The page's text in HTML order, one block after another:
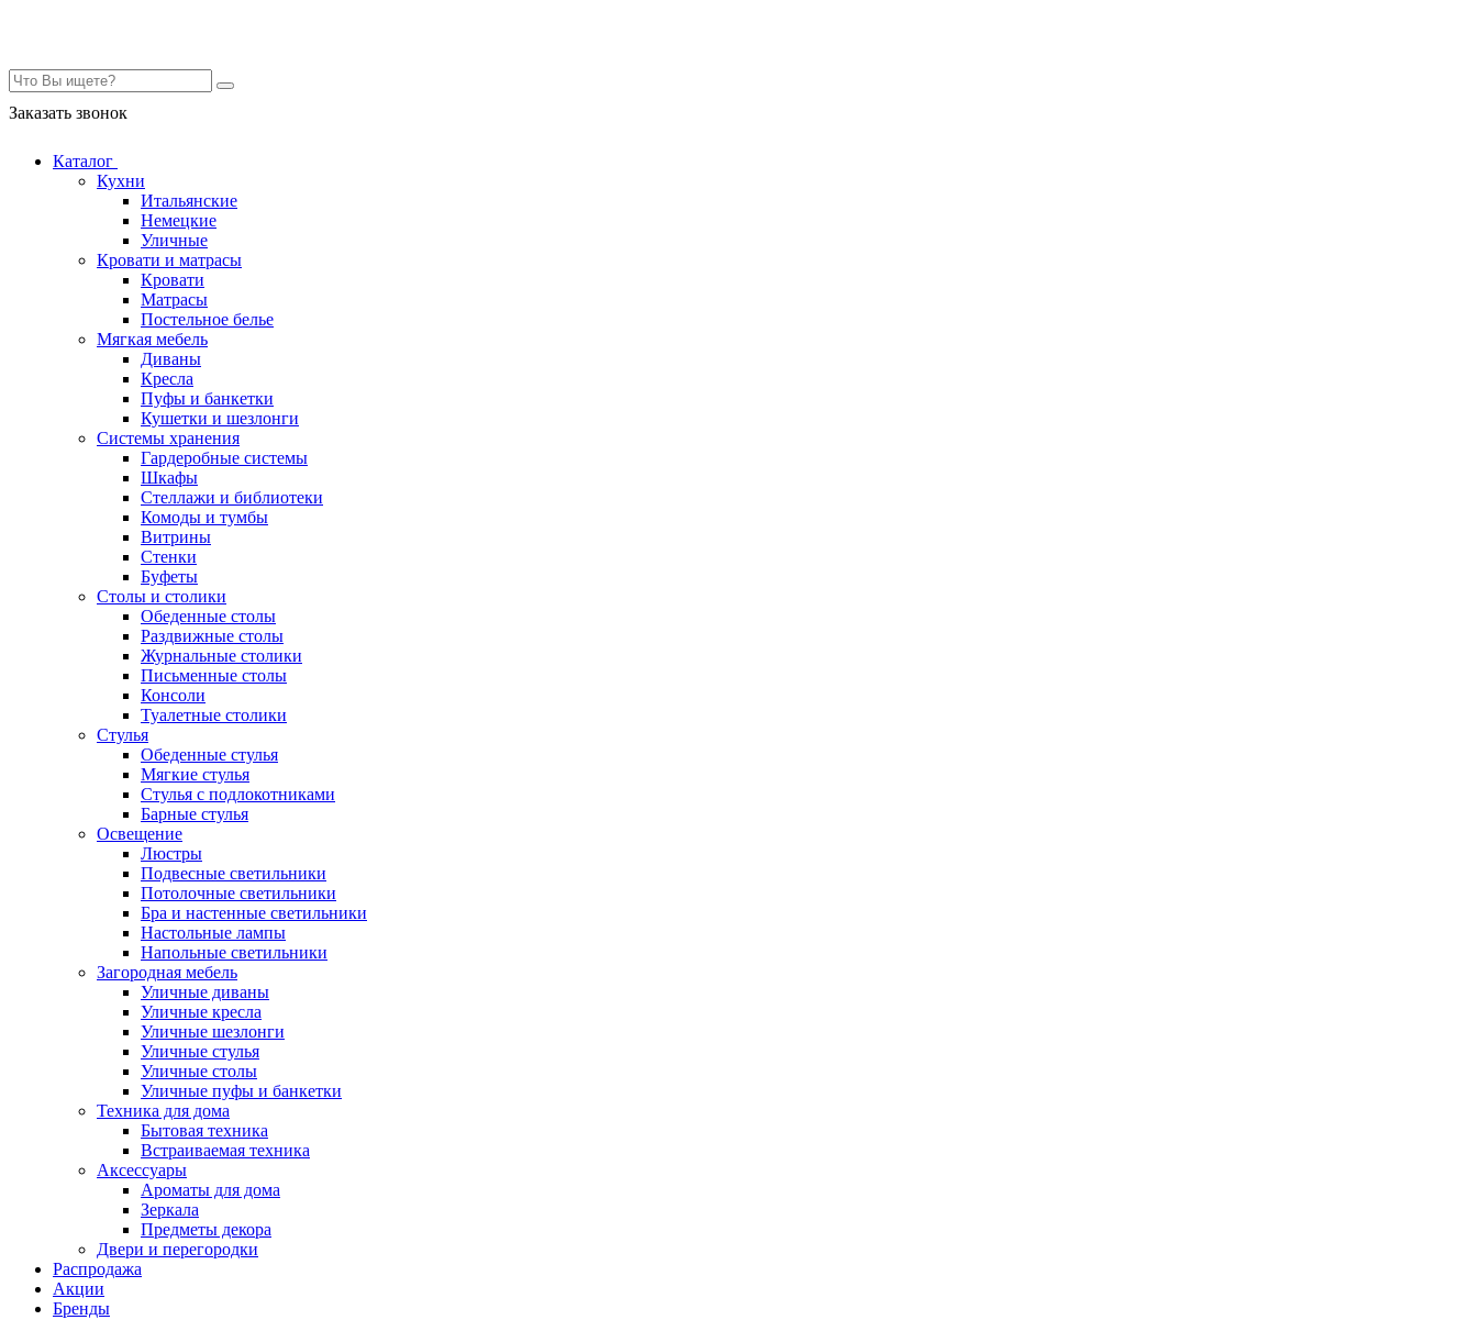
Заказать звонок
Каталог
Кухни
Итальянские
Немецкие
Уличные
Кровати и матрасы
Кровати
Матрасы
Постельное белье
Мягкая мебель
Диваны
Кресла
Пуфы и банкетки
Кушетки и шезлонги
Системы хранения
Гардеробные системы
Шкафы
Стеллажи и библиотеки
Комоды и тумбы
Витрины
Стенки
Буфеты
Столы и столики
Обеденные столы
Раздвижные столы
Журнальные столики
Письменные столы
Консоли
Туалетные столики
Стулья
Обеденные стулья
Мягкие стулья
Стулья с подлокотниками
Барные стулья
Освещение
Люстры
Подвесные светильники
Потолочные светильники
Бра и настенные светильники
Настольные лампы
Напольные светильники
Загородная мебель
Уличные диваны
Уличные кресла
Уличные шезлонги
Уличные стулья
Уличные столы
Уличные пуфы и банкетки
Техника для дома
Бытовая техника
Встраиваемая техника
Аксессуары
Ароматы для дома
Зеркала
Предметы декора
Двери и перегородки
Распродажа
Акции
Бренды